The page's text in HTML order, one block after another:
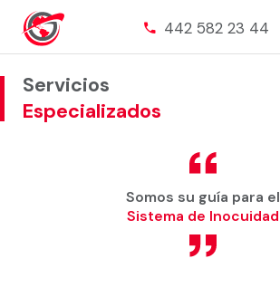
phone 442 582 23 44
Servicios
Especializados
Somos su guía para el
Sistema de Inocuidad